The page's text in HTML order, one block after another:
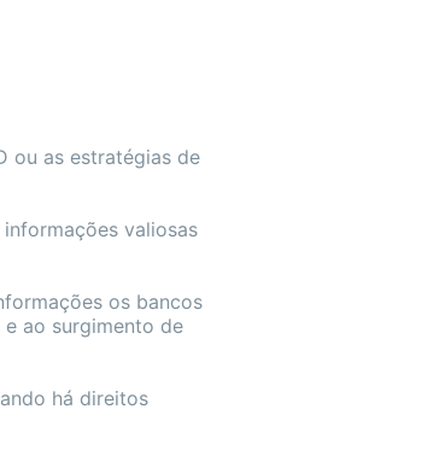
ou as estratégias de
valiosas
os bancos
ao surgimento de
há direitos